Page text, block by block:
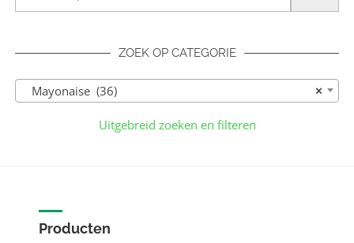
ZOEK OP CATEGORIE
×
Mayonaise (36)
Uitgebreid zoeken en filteren
Producten